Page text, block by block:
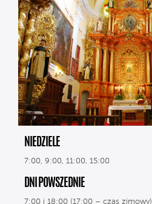
NIEDZIELE
7:00, 9:00, 11:00, 15:00
DNI POWSZEDNIE
7:00 i 18:00 (17:00 – czas zimowy)